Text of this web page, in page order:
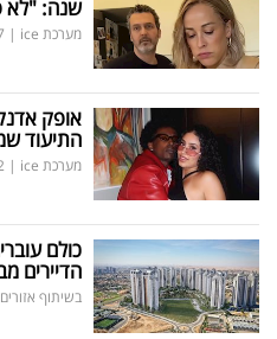
שנה: "לא
מערכת ice |
אופק
התיעוד
מערכת ice |
כולם
הדיירים
בשיתוף אזורים